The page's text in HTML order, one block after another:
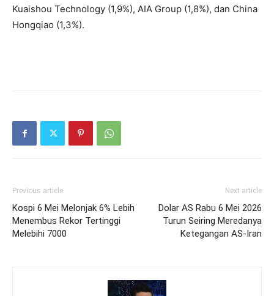
Kuaishou Technology (1,9%), AIA Group (1,8%), dan China
Hongqiao (1,3%).
Previous article
Kospi 6 Mei Melonjak 6% Lebih
Menembus Rekor Tertinggi
Melebihi 7000
Next article
Dolar AS Rabu 6 Mei 2026
Turun Seiring Meredanya
Ketegangan AS-Iran